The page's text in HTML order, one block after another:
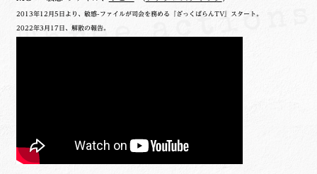
2013年12月5日より、敏感-ファイルが司会を務める『ざっくばらんTV』スタート。
2022年3月17日、解散の報告。